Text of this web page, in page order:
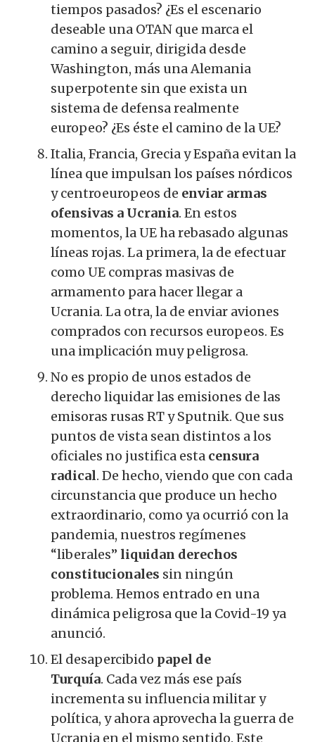
tiempos pasados? ¿Es el escenario
deseable una OTAN que marca el
camino a seguir, dirigida desde
Washington, más una Alemania
superpotente sin que exista un
sistema de defensa realmente
europeo? ¿Es éste el camino de la UE?
Italia, Francia, Grecia y España evitan la
línea que impulsan los países nórdicos
y centroeuropeos de enviar armas
ofensivas a Ucrania. En estos
momentos, la UE ha rebasado algunas
líneas rojas. La primera, la de efectuar
como UE compras masivas de
armamento para hacer llegar a
Ucrania. La otra, la de enviar aviones
comprados con recursos europeos. Es
una implicación muy peligrosa.
No es propio de unos estados de
derecho liquidar las emisiones de las
emisoras rusas RT y Sputnik. Que sus
puntos de vista sean distintos a los
oficiales no justifica esta censura
radical. De hecho, viendo que con cada
circunstancia que produce un hecho
extraordinario, como ya ocurrió con la
pandemia, nuestros regímenes
“liberales” liquidan derechos
constitucionales sin ningún
problema. Hemos entrado en una
dinámica peligrosa que la Covid-19 ya
anunció.
El desapercibido papel de
Turquía. Cada vez más ese país
incrementa su influencia militar y
política, y ahora aprovecha la guerra de
Ucrania en el mismo sentido. Este